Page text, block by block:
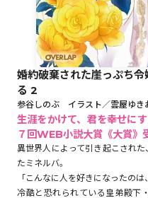
コ
コ
婚約破棄された崖っぷち
る 2
参谷しのぶ イラスト／雲屋ゆき
生涯をかけて、君を幸せに
７回WEB小説大賞《大賞》
異世界人によって引き起こされ
たミネルバ。
「こんなに人を好きになったのは
冷酷と恐れられている皇弟殿下